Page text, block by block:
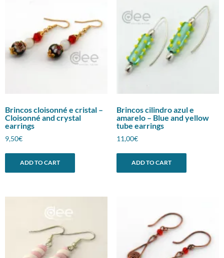
Brincos cloisonné e cristal –
Cloisonné and crystal
earrings
9,50€
ADD TO CART
Brincos cilindro azul e
amarelo – Blue and yellow
tube earrings
11,00€
ADD TO CART